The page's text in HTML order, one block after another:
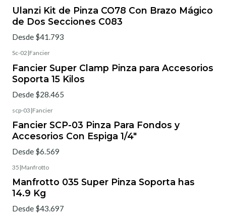
Ulanzi Kit de Pinza CO78 Con Brazo Mágico
de Dos Secciones C083
Desde $41.793
Sc-02 |Fancier
Fancier Super Clamp Pinza para Accesorios
Soporta 15 Kilos
Desde $28.465
scp-03 |Fancier
Fancier SCP-03 Pinza Para Fondos y
Accesorios Con Espiga 1/4"
Desde $6.569
35 |Manfrotto
Manfrotto 035 Super Pinza Soporta has
14.9 Kg
Desde $43.697